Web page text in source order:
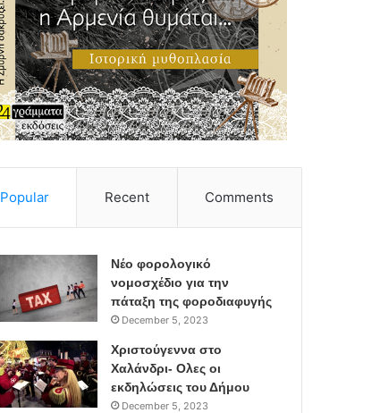
Popular Recent Comments
Νέο φορολογικό
νομοσχέδιο για την
πάταξη της φοροδιαφυγής
December 5, 2023
Χριστούγεννα στο
Χαλάνδρι- Ολες οι
εκδηλώσεις του Δήμου
December 5, 2023